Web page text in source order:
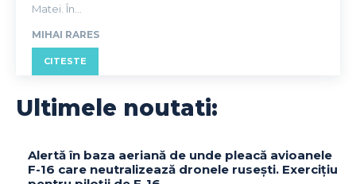
Matei. În...
MIHAI RARES
CITESTE
Ultimele noutati:
Alertă în baza aeriană de unde pleacă avioanele
F-16 care neutralizează dronele rusești. Exercițiu